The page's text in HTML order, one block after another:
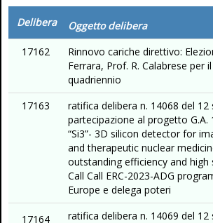
Delibera
Oggetto delibera
17162
Rinnovo cariche direttivo:
Ferrara, Prof. R. Calabrese per
quadriennio
17163
ratifica delibera n. 14068 del
partecipazione al progetto
“Si3”- 3D silicon detector for
and therapeutic nuclear
outstanding efficiency and high
Call Call ERC-2023-ADG
Europe e delega poteri
17164
ratifica delibera n. 14069 del